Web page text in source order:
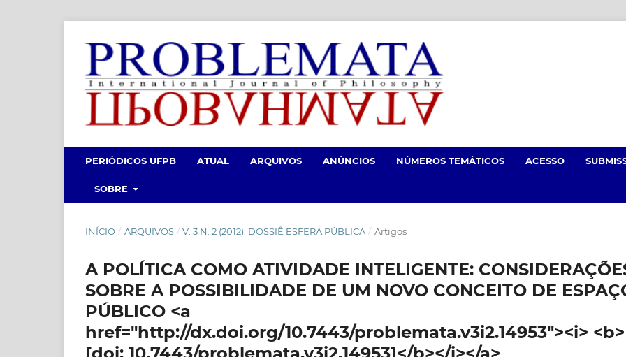
PERIÓDICOS UFPB ATUAL ARQUIVOS ANÚNCIOS NÚMEROS TEMÁTICOS ACESSO
SOBRE
INÍCIO / ARQUIVOS / V. 3 N. 2 (2012): DOSSIÊ ESFERA PÚBLICA / Artigos
A POLÍTICA COMO ATIVIDADE INTELIGENTE:
SOBRE A POSSIBILIDADE DE UM NOVO CONCEITO DE
PÚBLICO <a
href="http://dx.doi.org/10.7443/problemata.v3i2.14953"><i> <b>